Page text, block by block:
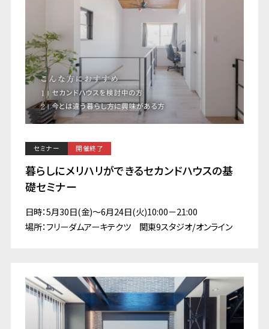
セミナー 開催終了
暮らしにメリハリができるセカンドハウスの基
礎セミナー
日時：5月30日(金)～6月24日(火)10:00－21:00
場所：フリーダムアーキテクツ 関東9スタジオ/オンライン